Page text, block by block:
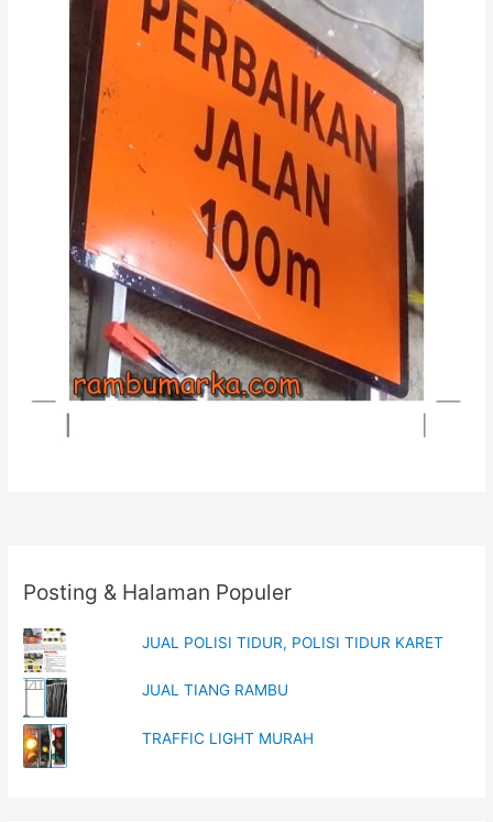
Posting & Halaman Populer
JUAL POLISI TIDUR, POLISI TIDUR KARET
JUAL TIANG RAMBU
TRAFFIC LIGHT MURAH